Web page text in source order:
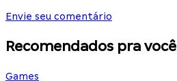
Envie seu comentário
Recomendados pra você
Games